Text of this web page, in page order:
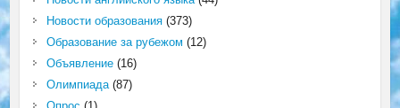
Новости образования(373)
Образование за рубежом (12)
Объявление(16)
Олимпиада(87)